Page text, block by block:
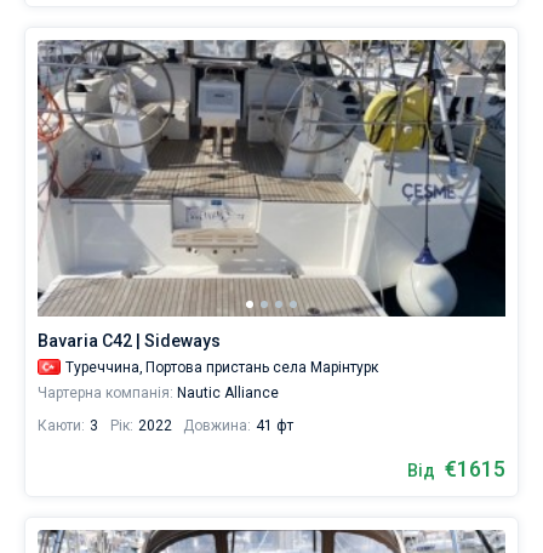
Bavaria C42 | Sideways
Туреччина, Портова пристань села Марінтурк
Чартерна компанія: Nautic Alliance
Каюти: 3 Рік: 2022 Довжина: 41 фт
Від €1615